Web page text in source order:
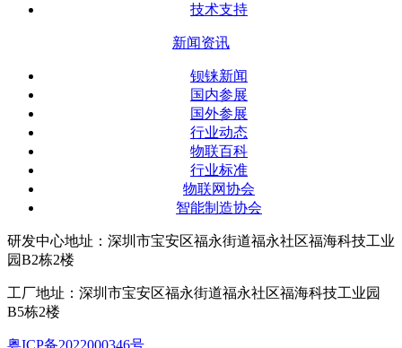
技术支持
新闻资讯
钡铼新闻
国内参展
国外参展
行业动态
物联百科
行业标准
物联网协会
智能制造协会
研发中心地址：深圳市宝安区福永街道福永社区福海科技工业
园B2栋2楼
工厂地址：深圳市宝安区福永街道福永社区福海科技工业园
B5栋2楼
粤ICP备2022000346号